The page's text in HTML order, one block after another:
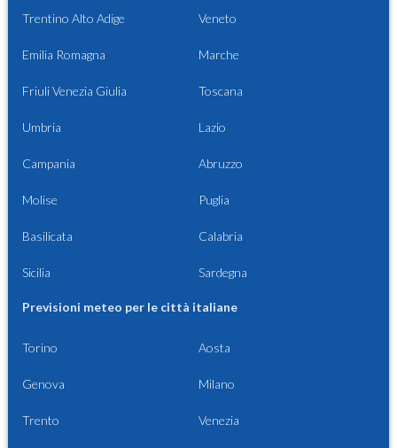
Trentino Alto Adige Veneto
Emilia Romagna Marche
Friuli Venezia Giulia Toscana
Umbria Lazio
Campania Abruzzo
Molise Puglia
Basilicata Calabria
Sicilia Sardegna
Previsioni meteo per le città italiane
Torino Aosta
Genova Milano
Trento Venezia